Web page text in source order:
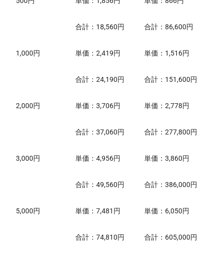
合計：18,560円 合計：86,600円
1,000円 単価：2,419円 単価：1,516円
合計：24,190円 合計：151,600円
2,000円 単価：3,706円 単価：2,778円
合計：37,060円 合計：277,800円
3,000円 単価：4,956円 単価：3,860円
合計：49,560円 合計：386,000円
5,000円 単価：7,481円 単価：6,050円
合計：74,810円 合計：605,000円